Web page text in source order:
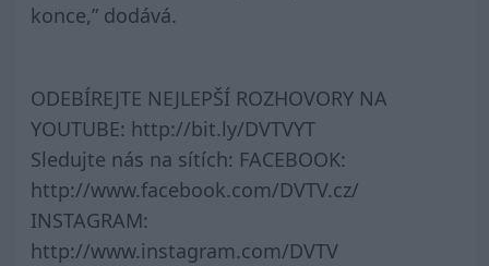
konce,” dodává.
ODEBÍREJTE NEJLEPŠÍ ROZHOVORY NA
YOUTUBE: http://bit.ly/DVTVYT
Sledujte nás na sítích: FACEBOOK:
http://www.facebook.com/DVTV.cz/
INSTAGRAM:
http://www.instagram.com/DVTV